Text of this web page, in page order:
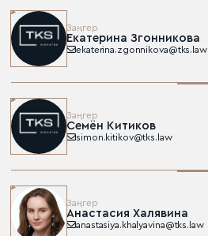
Заңгер
Екатерина Згонникова
ekaterina.zgonnikova@tks.law
Заңгер
Семён Китиков
simon.kitikov@tks.law
Заңгер
Анастасия Халявина
anastasiya.khalyavina@tks.law